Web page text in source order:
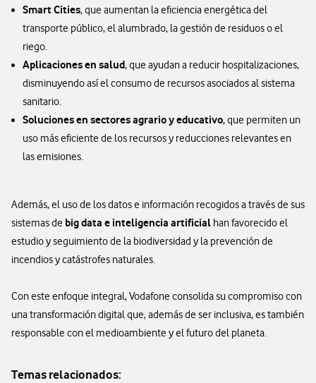
Smart Cities, que aumentan la eficiencia energética del
transporte público, el alumbrado, la gestión de residuos o el
riego.
Aplicaciones en salud, que ayudan a reducir hospitalizaciones,
disminuyendo así el consumo de recursos asociados al sistema
sanitario.
Soluciones en sectores agrario y educativo, que permiten un
uso más eficiente de los recursos y reducciones relevantes en
las emisiones.
Además, el uso de los datos e información recogidos a través de sus
sistemas de big data e inteligencia artificial han favorecido el
estudio y seguimiento de la biodiversidad y la prevención de
incendios y catástrofes naturales.
Con este enfoque integral, Vodafone consolida su compromiso con
una transformación digital que, además de ser inclusiva, es también
responsable con el medioambiente y el futuro del planeta.
Temas relacionados: